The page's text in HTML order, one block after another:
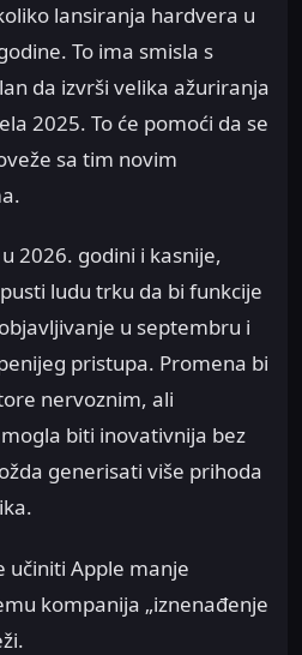
lansiranja hardvera u
To ima smisla s
da izvrši velika ažuriranja
2025. To će pomoći da se
sa tim novim
2026. godini i kasnije,
ludu trku da bi funkcije
u septembru i
pristupa. Promena bi
nervoznim, ali
biti inovativnija bez
generisati više prihoda
učiniti Apple manje
kompanija „iznenađenje